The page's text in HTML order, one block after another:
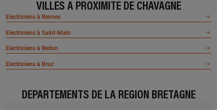
VILLES À PROXIMITÉ DE CHAVAGNE
Electriciens à Rennes
Electriciens à Saint-Malo
Electriciens à Redon
Electriciens à Bruz
DÉPARTEMENTS DE LA RÉGION BRETAGNE